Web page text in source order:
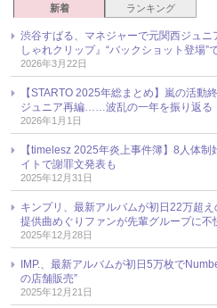
新着 ランキング
渋谷すばる、マネジャーで元関西ジュ
しゃれクリップ』“バックショット登場”
2026年3月22日
【STARTO 2025年総まとめ】嵐の活動
ジュニア再編……波乱の一年を振り返る
2026年1月1日
【timelesz 2025年炎上事件簿】8人体
イトで謝罪文発表も
2025年12月31日
キンプリ、最新アルバムが初日22万超
提供曲めぐりファンが先輩グループに不
2025年12月28日
IMP.、最新アルバムが初日5万枚で
の店舗販売”
2025年12月21日